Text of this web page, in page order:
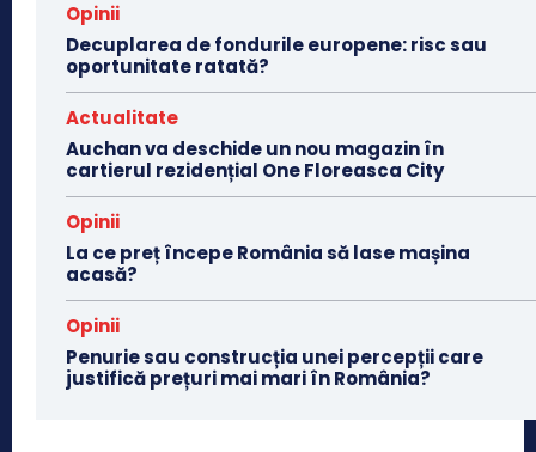
Opinii
Decuplarea de fondurile europene: risc sau
oportunitate ratată?
Actualitate
Auchan va deschide un nou magazin în
cartierul rezidențial One Floreasca City
Opinii
La ce preț începe România să lase mașina
acasă?
Opinii
Penurie sau construcția unei percepții care
justifică prețuri mai mari în România?